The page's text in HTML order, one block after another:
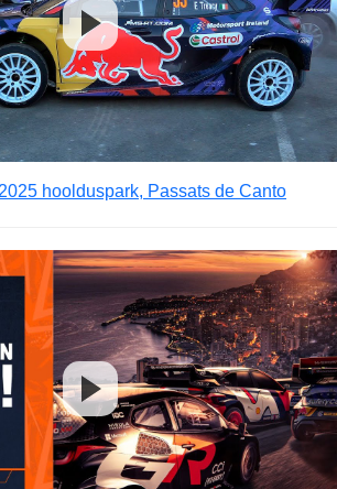
hoolduspark, Passats de Canto